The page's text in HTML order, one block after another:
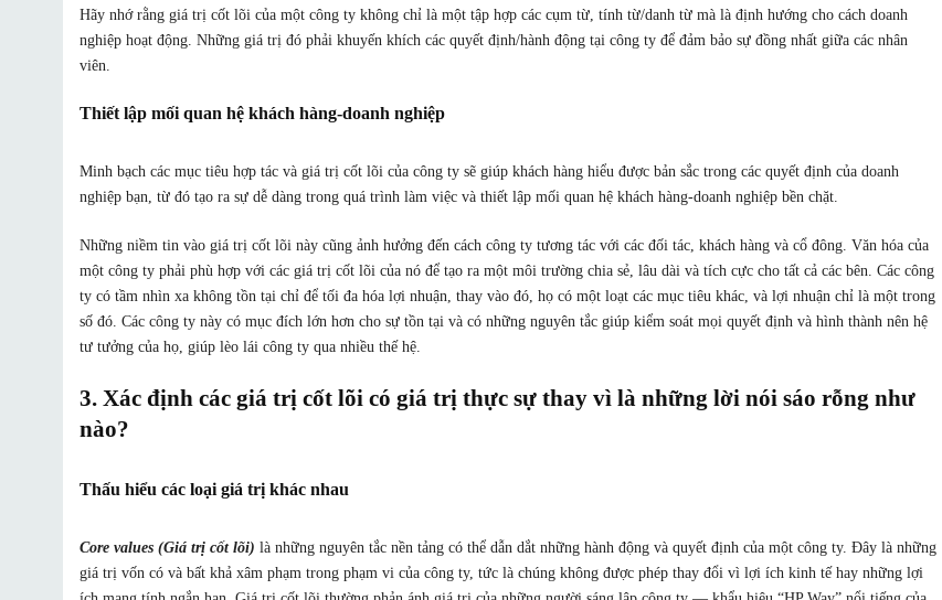
Hãy nhớ rằng giá trị cốt lõi của một công ty không chỉ là một tập hợp các cụm từ, tính từ/danh từ mà là định hướng cho cách doanh
nghiệp hoạt động. Những giá trị đó phải khuyến khích các quyết định/hành động tại công ty để đảm bảo sự đồng nhất giữa các nhân
viên.
Thiết lập mối quan hệ khách hàng-doanh nghiệp
Minh bạch các mục tiêu hợp tác và giá trị cốt lõi của công ty sẽ giúp khách hàng hiểu được bản sắc trong các quyết định của doanh
nghiệp bạn, từ đó tạo ra sự dễ dàng trong quá trình làm việc và thiết lập mối quan hệ khách hàng-doanh nghiệp bền chặt.
Những niềm tin vào giá trị cốt lõi này cũng ảnh hưởng đến cách công ty tương tác với các đối tác, khách hàng và cổ đông. Văn hóa của
một công ty phải phù hợp với các giá trị cốt lõi của nó để tạo ra một môi trường chia sẻ, lâu dài và tích cực cho tất cả các bên. Các công
ty có tầm nhìn xa không tồn tại chỉ để tối đa hóa lợi nhuận, thay vào đó, họ có một loạt các mục tiêu khác, và lợi nhuận chỉ là một trong
số đó. Các công ty này có mục đích lớn hơn cho sự tồn tại và có những nguyên tắc giúp kiểm soát mọi quyết định và hình thành nên hệ
tư tưởng của họ, giúp lèo lái công ty qua nhiều thế hệ.
3. Xác định các giá trị cốt lõi có giá trị thực sự thay vì là những lời nói sáo rỗng như
nào?
Thấu hiểu các loại giá trị khác nhau
Core values (Giá trị cốt lõi) là những nguyên tắc nền tảng có thể dẫn dắt những hành động và quyết định của một công ty. Đây là những
giá trị vốn có và bất khả xâm phạm trong phạm vi của công ty, tức là chúng không được phép thay đổi vì lợi ích kinh tế hay những lợi